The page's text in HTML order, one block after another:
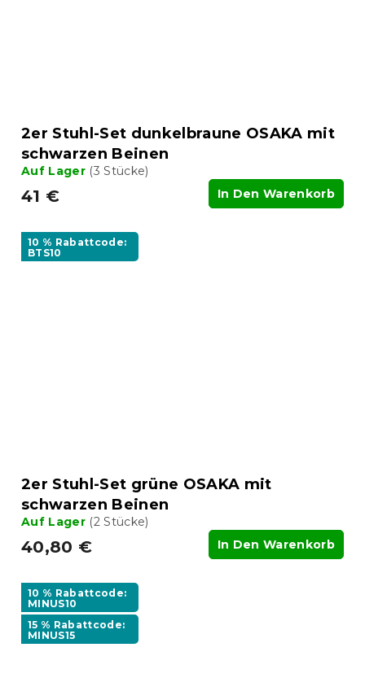
2er Stuhl-Set dunkelbraune OSAKA mit
schwarzen Beinen
Auf Lager (3 Stücke)
41 € In Den Warenkorb
10 % Rabattcode:
BTS10
2er Stuhl-Set grüne OSAKA mit
schwarzen Beinen
Auf Lager (2 Stücke)
40,80 € In Den Warenkorb
10 % Rabattcode:
MINUS10
15 % Rabattcode:
MINUS15